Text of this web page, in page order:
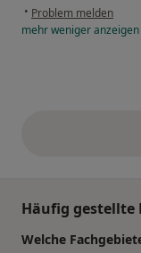
• Problem melden
mehrwenigeranzeigen
Häufig gestellte
Welche